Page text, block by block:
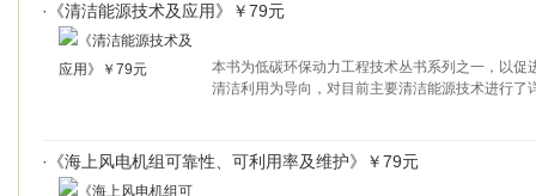
· 《清洁能源技术及应用》￥79元
本书为低碳环保动力工程技术丛书系列之一，以促
清洁利用为导向，对目前主要清洁能源技术进行了
· 《海上风电机组可靠性、可利用率及维护》￥79元